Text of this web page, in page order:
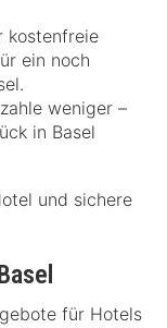
kostenfreie
ein noch
weniger –
in Basel
und sichere
für Hotels